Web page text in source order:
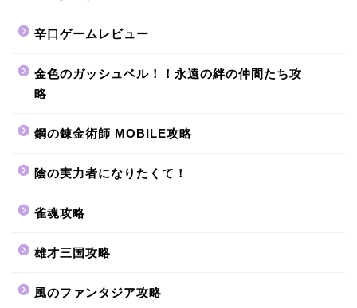
辛口ゲームレビュー
金色のガッシュベル！！永遠の絆の仲間たち攻
略
鋼の錬金術師 MOBILE攻略
陰の実力者になりたくて！
雀魂攻略
雄才三国攻略
風のファンタジア攻略